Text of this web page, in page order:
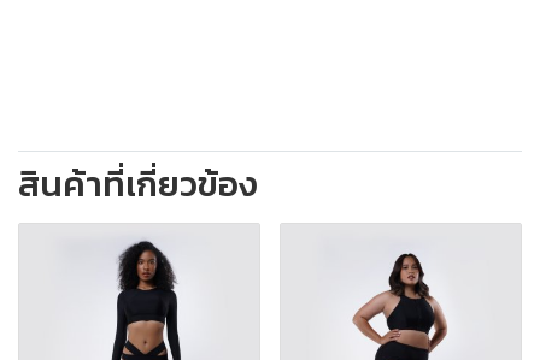
สินค้าที่เกี่ยวข้อง